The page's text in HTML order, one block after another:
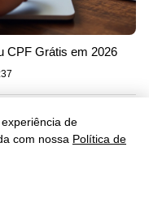
de
com nossa Política de
CPF Grátis em 2026